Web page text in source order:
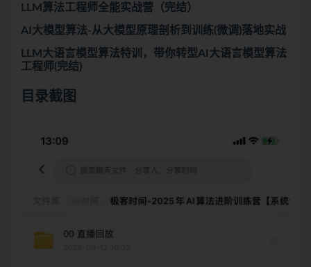
LLM算法工程师全能实战营（完结）
AI大模型算法-从大模型原理剖析到训练(微调)落地实战
LLM大语言模型算法特训，带你转型AI大语言模型算法
工程师(完结)
目录截图